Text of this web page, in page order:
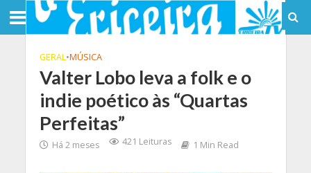
GERAL•MÚSICA
Valter Lobo leva a folk e o
indie poético às “Quartas
Perfeitas”
Há 2 meses 421 Leituras 1 Min Read